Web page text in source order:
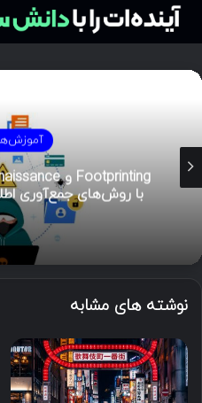
تحلیل تا
نوشته های مشابه